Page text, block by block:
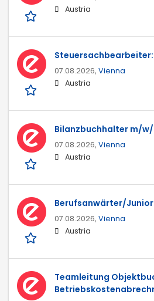
Austria
07.08.2026, Vienna
Austria
Bilanzbuchhalter m/
07.08.2026, Vienna
Austria
Berufsanwärter/
07.08.2026, Vienna
Austria
Teamleitung